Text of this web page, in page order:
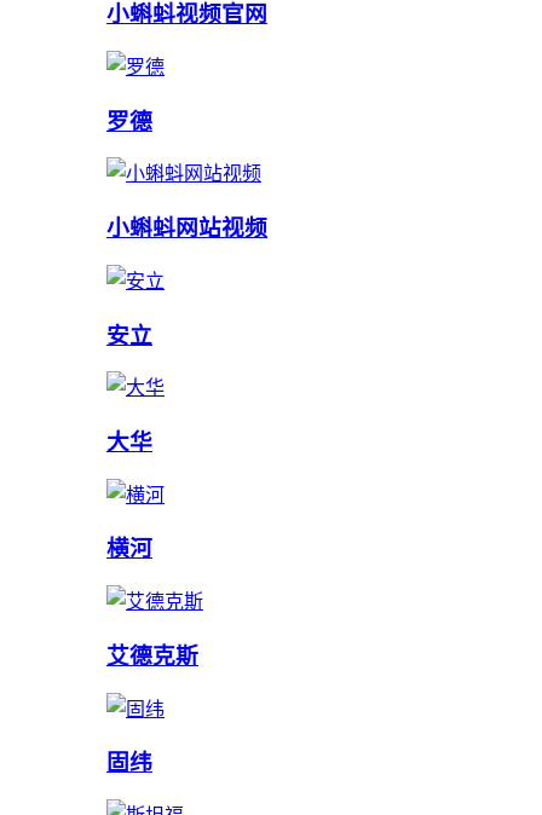
小蝌蚪视频官网
罗德
小蝌蚪网站视频
安立
大华
横河
艾德克斯
固纬